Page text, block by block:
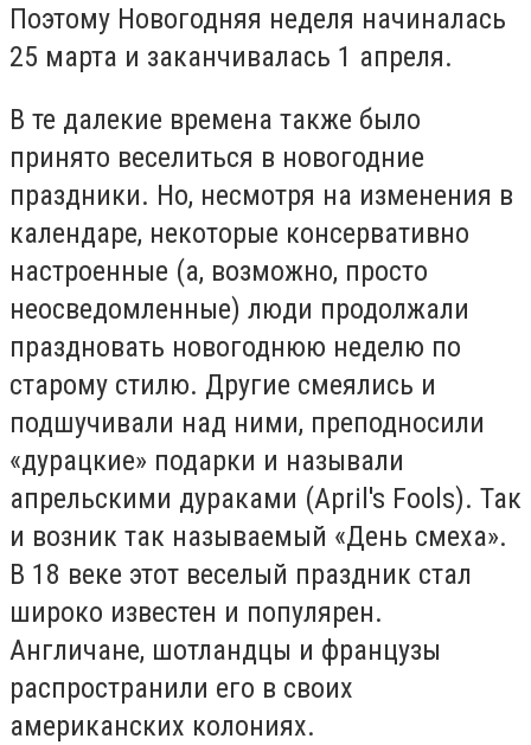
Поэтому Новогодняя неделя начиналась
25 марта и заканчивалась 1 апреля.
В те далекие времена также было
принято веселиться в новогодние
праздники. Но, несмотря на изменения в
календаре, некоторые консервативно
настроенные (а, возможно, просто
неосведомленные) люди продолжали
праздновать новогоднюю неделю по
старому стилю. Другие смеялись и
подшучивали над ними, преподносили
«дурацкие» подарки и называли
апрельскими дураками (April's Fools). Так
и возник так называемый «День смеха».
В 18 веке этот веселый праздник стал
широко известен и популярен.
Англичане, шотландцы и французы
распространили его в своих
американских колониях.